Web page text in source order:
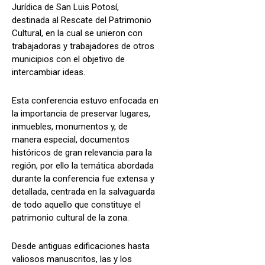
Jurídica de San Luis Potosí,
destinada al Rescate del Patrimonio
Cultural, en la cual se unieron con
trabajadoras y trabajadores de otros
municipios con el objetivo de
intercambiar ideas.
Esta conferencia estuvo enfocada en
la importancia de preservar lugares,
inmuebles, monumentos y, de
manera especial, documentos
históricos de gran relevancia para la
región, por ello la temática abordada
durante la conferencia fue extensa y
detallada, centrada en la salvaguarda
de todo aquello que constituye el
patrimonio cultural de la zona.
Desde antiguas edificaciones hasta
valiosos manuscritos, las y los